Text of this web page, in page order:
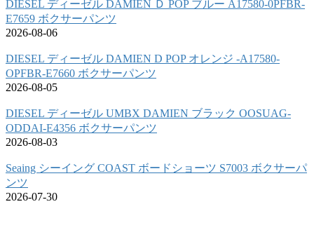
DIESEL ディーゼル DAMIEN Ｄ POP ブルー A17580-0PFBR-
E7659 ボクサーパンツ
2026-08-06
DIESEL ディーゼル DAMIEN D POP オレンジ -A17580-
OPFBR-E7660 ボクサーパンツ
2026-08-05
DIESEL ディーゼル UMBX DAMIEN ブラック OOSUAG-
ODDAI-E4356 ボクサーパンツ
2026-08-03
Seaing シーイング COAST ボードショーツ S7003 ボクサーパ
ンツ
2026-07-30